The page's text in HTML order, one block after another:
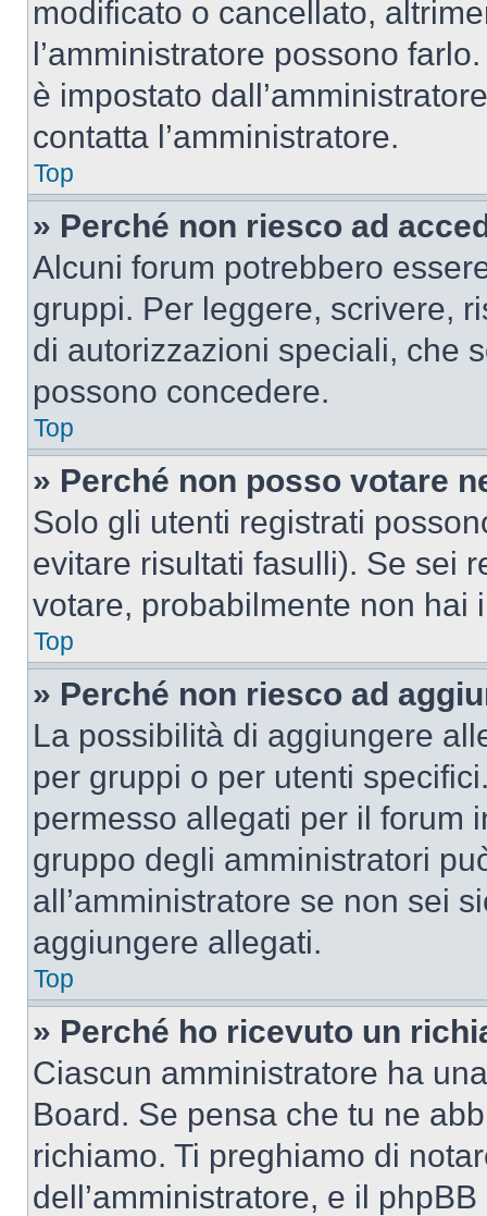
modificato o cancellato,
l’amministratore possono
è impostato
contatta l’amministratore.
Top
» Perché non riesco ad
Alcuni forum potrebbero
gruppi. Per leggere, scrivere,
di autorizzazioni speciali, che
possono concedere.
Top
» Perché non posso votare
Solo gli utenti registrati
evitare risultati fasulli). Se sei
votare, probabilmente non hai
Top
» Perché non riesco ad
La possibilità di aggiungere
per gruppi o per utenti
permesso allegati per il forum
gruppo degli amministratori
all’amministratore se non sei
aggiungere allegati.
Top
» Perché ho ricevuto un
Ciascun amministratore ha
Board. Se pensa che tu ne
richiamo. Ti preghiamo di
dell’amministratore, e il